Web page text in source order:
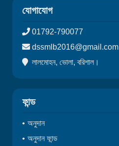
যোগাযোগ
01792-790077
dssmlb2016@gmail.com
লালমোহন, ভোলা, বরিশাল।
ফান্ড
অনুদান
অনুদান ফান্ড